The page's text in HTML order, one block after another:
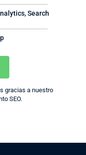
Search
gracias a nuestro
SEO.